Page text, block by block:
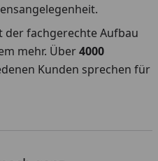
der fachgerechte Aufbau
mehr. Über4000
Kunden sprechen für